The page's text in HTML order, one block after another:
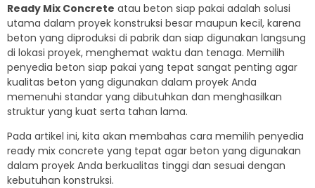
Ready Mix Concrete atau beton siap pakai adalah solusi
utama dalam proyek konstruksi besar maupun kecil, karena
beton yang diproduksi di pabrik dan siap digunakan langsung
di lokasi proyek, menghemat waktu dan tenaga. Memilih
penyedia beton siap pakai yang tepat sangat penting agar
kualitas beton yang digunakan dalam proyek Anda
memenuhi standar yang dibutuhkan dan menghasilkan
struktur yang kuat serta tahan lama.
Pada artikel ini, kita akan membahas cara memilih penyedia
ready mix concrete yang tepat agar beton yang digunakan
dalam proyek Anda berkualitas tinggi dan sesuai dengan
kebutuhan konstruksi.